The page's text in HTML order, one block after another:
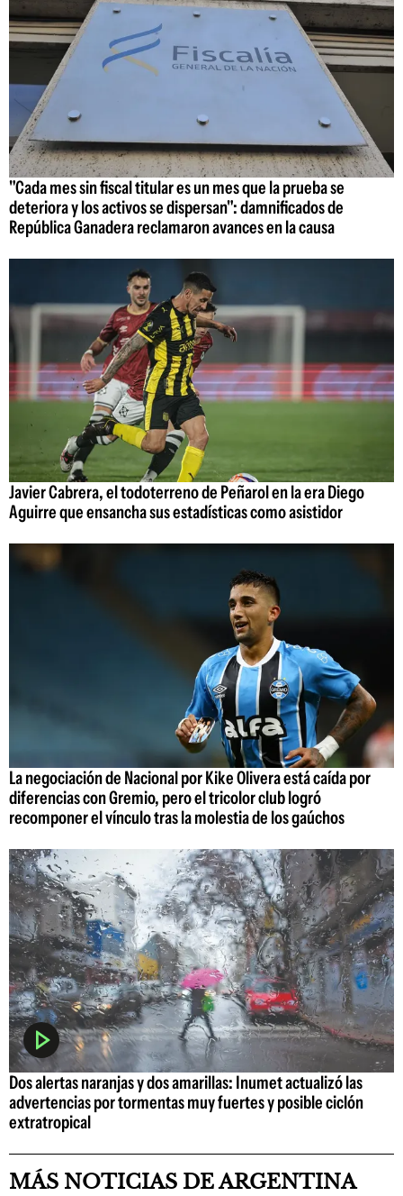
"Cada mes sin fiscal titular es un mes que la prueba se
deteriora y los activos se dispersan": damnificados de
República Ganadera reclamaron avances en la causa
Javier Cabrera, el todoterreno de Peñarol en la era Diego
Aguirre que ensancha sus estadísticas como asistidor
La negociación de Nacional por Kike Olivera está caída por
diferencias con Gremio, pero el tricolor club logró
recomponer el vínculo tras la molestia de los gaúchos
Dos alertas naranjas y dos amarillas: Inumet actualizó las
advertencias por tormentas muy fuertes y posible ciclón
extratropical
MÁS NOTICIAS DE ARGENTINA